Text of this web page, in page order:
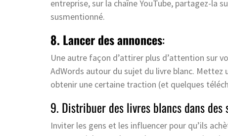
entreprise, sur la chaîne YouTube, partagez-la
susmentionné.
8. Lancer des annonces:
Une autre façon d’attirer plus d’attention sur
AdWords autour du sujet du livre blanc. Mettez
obtenir une certaine traction (et quelques
9. Distribuer des livres blancs dans des
Inviter les gens et les influencer pour qu’ils